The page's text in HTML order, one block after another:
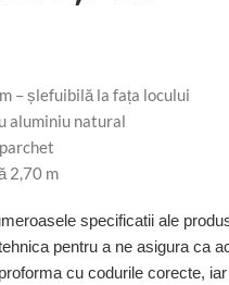
– șlefuibilă la fața locului
aluminiu natural
2,70 m
specificatii ale
pentru a ne asigura ca
cu codurile corecte,